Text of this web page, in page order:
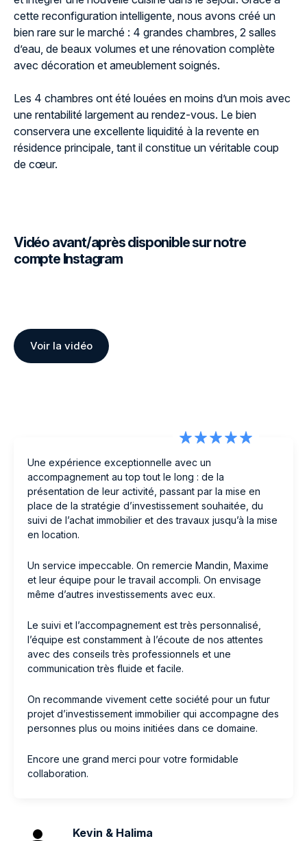
cette reconfiguration intelligente, nous avons créé un
bien rare sur le marché : 4 grandes chambres, 2 salles
d’eau, de beaux volumes et une rénovation complète
avec décoration et ameublement soignés.
Les 4 chambres ont été louées en moins d’un mois avec
une rentabilité largement au rendez-vous. Le bien
conservera une excellente liquidité à la revente en
résidence principale, tant il constitue un véritable coup
de cœur.
Vidéo avant/après disponible sur notre
compte Instagram
Voir la vidéo
Une expérience exceptionnelle avec un
accompagnement au top tout le long : de la
présentation de leur activité, passant par la mise en
place de la stratégie d’investissement souhaitée, du
suivi de l’achat immobilier et des travaux jusqu’à la mise
en location.
Un service impeccable. On remercie Mandin, Maxime
et leur équipe pour le travail accompli. On envisage
même d’autres investissements avec eux.
Le suivi et l’accompagnement est très personnalisé,
l’équipe est constamment à l’écoute de nos attentes
avec des conseils très professionnels et une
communication très fluide et facile.
On recommande vivement cette société pour un futur
projet d’investissement immobilier qui accompagne des
personnes plus ou moins initiées dans ce domaine.
Encore une grand merci pour votre formidable
collaboration.
Kevin & Halima